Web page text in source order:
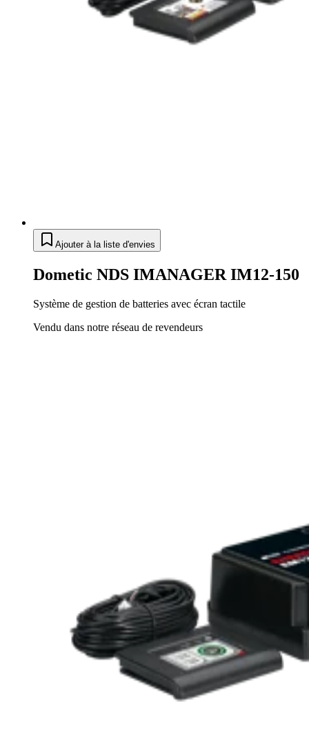
Ajouter à la liste d'envies
Dometic NDS IMANAGER IM12-150
Système de gestion de batteries avec écran tactile
Vendu dans notre réseau de revendeurs